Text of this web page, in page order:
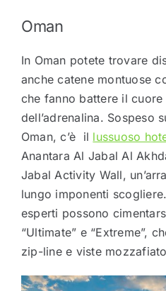
Oman
In Oman potete trovare
anche catene montuose
che fanno battere il cuore
dell’adrenalina. Sospeso
Oman, c’è il lussuoso
Anantara Al Jabal Al
Jabal Activity Wall,
lungo imponenti
esperti possono
“Ultimate” e “Extreme”,
zip-line e viste